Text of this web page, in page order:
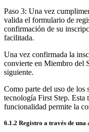
Paso 3: Una vez
valida el formulario de
confirmación de su
facilitada.
Una vez confirmada la
convierte en Miembro del
siguiente.
Como parte del uso de los
tecnología First Step.
funcionalidad permite la
6.1.2 Registro a través de